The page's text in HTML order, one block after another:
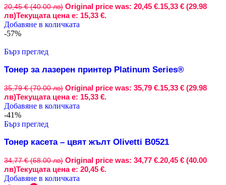
20,45 € (40.00 лв) Original price was: 20,45 €.15,33 € (29.98
лв)Текущата цена е: 15,33 €.
Добавяне в количката
-57%
Бърз преглед
Тонер за лазерен принтер Platinum Series®
35,79 € (70.00 лв) Original price was: 35,79 €.15,33 € (29.98
лв)Текущата цена е: 15,33 €.
Добавяне в количката
-41%
Бърз преглед
Тонер касета – цвят жълт Olivetti B0521
34,77 € (68.00 лв) Original price was: 34,77 €.20,45 € (40.00
лв)Текущата цена е: 20,45 €.
Добавяне в количката